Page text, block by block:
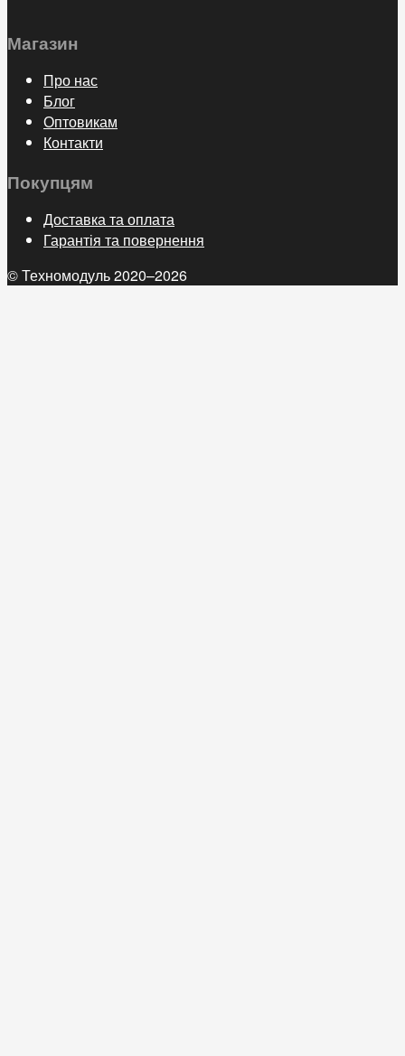
Магазин
Про нас
Блог
Оптовикам
Контакти
Покупцям
Доставка та оплата
Гарантія та повернення
© Техномодуль 2020–2026